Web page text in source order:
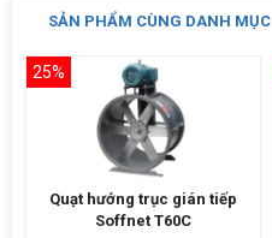
SẢN PHẨM CÙNG DANH MỤC
25%
Quạt hướng trục gián tiếp
Soffnet T60C